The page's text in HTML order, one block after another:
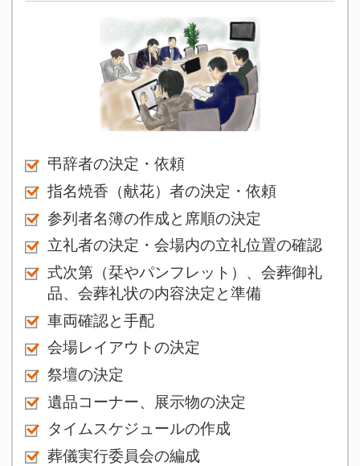
弔辞者の決定・依頼
指名焼香（献花）者の決定・依頼
参列者名簿の作成と席順の決定
立礼者の決定・会場内の立礼位置の確認
式次第（栞やパンフレット）、会葬御礼
品、会葬礼状の内容決定と準備
車両確認と手配
会場レイアウトの決定
祭壇の決定
遺品コーナー、展示物の決定
タイムスケジュールの作成
葬儀実行委員会の編成